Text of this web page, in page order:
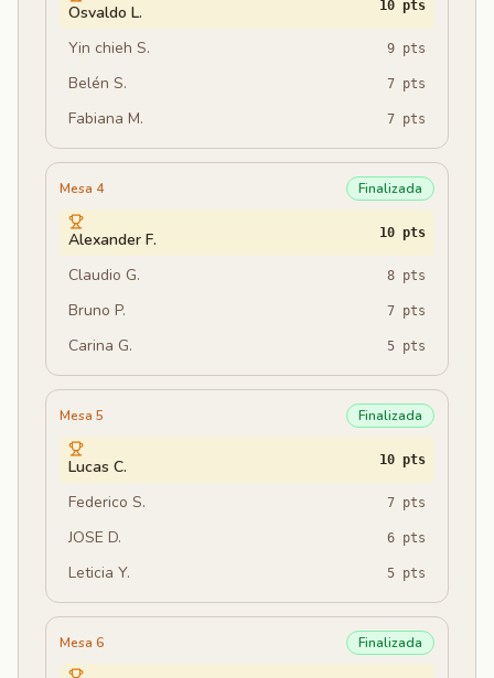
Osvaldo L. 10 pts
Yin chieh S. 9 pts
Belén S. 7 pts
Fabiana M. 7 pts
Mesa 4 Finalizada
Alexander F. 10 pts
Claudio G. 8 pts
Bruno P. 7 pts
Carina G. 5 pts
Mesa 5 Finalizada
Lucas C. 10 pts
Federico S. 7 pts
JOSE D. 6 pts
Leticia Y. 5 pts
Mesa 6 Finalizada